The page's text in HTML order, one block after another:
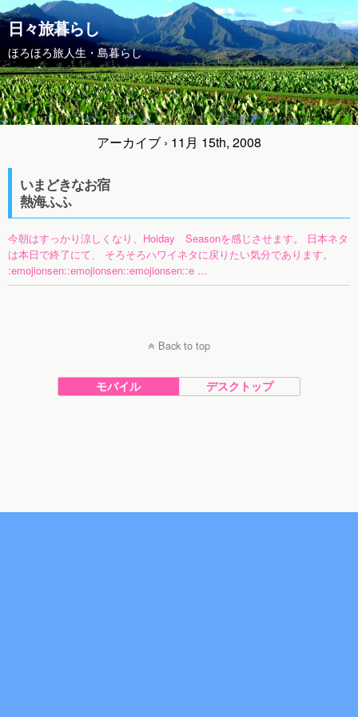
日々旅暮らし
ほろほろ旅人生・島暮らし
アーカイブ › 11月 15th, 2008
いまどきなお宿
熱海ふふ
今朝はすっかり涼しくなり、Hoiday Seasonを感じさせます。 日本ネタ
は本日で終了にて、 そろそろハワイネタに戻りたい気分であります。
:emojionsen::emojionsen::emojionsen::e …
Back to top
モバイル デスクトップ